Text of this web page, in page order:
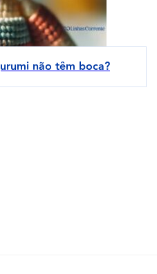
não têm boca?